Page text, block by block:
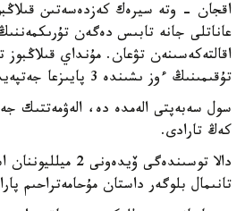
اقجان - وتە سيرەك كەزدەسەتىن
عاناتلى جانە تابىس دەگەن
اقالتەكەسىنەن تۋعان. مۇنداي قىلاڭبوز
تۇقىمىنىڭ ءوز ىشىندە 3 پايىزعا جەتپەيدى.
سول سەبەپتى الەمدە دە، الەۋمەتتىك
كەڭ تارادى.
دالا توسىندەگى
تانىمال بلوگەر داستان مۇحامەتراحىم